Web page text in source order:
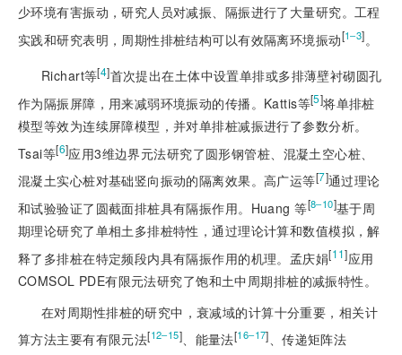
少环境有害振动，研究人员对减振、隔振进行了大量研究。工程
实践和研究表明，周期性排桩结构可以有效隔离环境振动[1‒3]。
Richart等[4]首次提出在土体中设置单排或多排薄壁衬砌圆孔
作为隔振屏障，用来减弱环境振动的传播。Kattis等[5]将单排桩
模型等效为连续屏障模型，并对单排桩减振进行了参数分析。
Tsai等[6]应用3维边界元法研究了圆形钢管桩、混凝土空心桩、
混凝土实心桩对基础竖向振动的隔离效果。高广运等[7]通过理论
和试验验证了圆截面排桩具有隔振作用。Huang 等[8‒10]基于周
期理论研究了单相土多排桩特性，通过理论计算和数值模拟，解
释了多排桩在特定频段内具有隔振作用的机理。孟庆娟[11]应用
COMSOL PDE有限元法研究了饱和土中周期排桩的减振特性。
在对周期性排桩的研究中，衰减域的计算十分重要，相关计
算方法主要有有限元法[12‒15]、能量法[16‒17]、传递矩阵法